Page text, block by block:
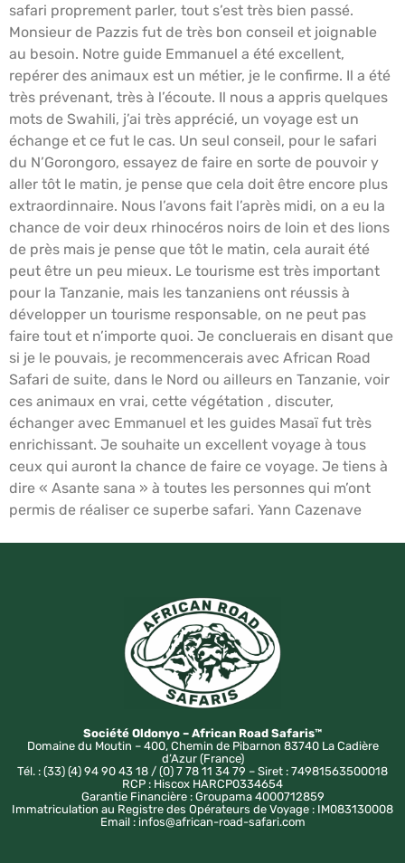
safari proprement parler, tout s’est très bien passé.
Monsieur de Pazzis fut de très bon conseil et joignable
au besoin. Notre guide Emmanuel a été excellent,
repérer des animaux est un métier, je le confirme. Il a été
très prévenant, très à l’écoute. Il nous a appris quelques
mots de Swahili, j’ai très apprécié, un voyage est un
échange et ce fut le cas. Un seul conseil, pour le safari
du N’Gorongoro, essayez de faire en sorte de pouvoir y
aller tôt le matin, je pense que cela doit être encore plus
extraordinnaire. Nous l’avons fait l’après midi, on a eu la
chance de voir deux rhinocéros noirs de loin et des lions
de près mais je pense que tôt le matin, cela aurait été
peut être un peu mieux. Le tourisme est très important
pour la Tanzanie, mais les tanzaniens ont réussis à
développer un tourisme responsable, on ne peut pas
faire tout et n’importe quoi. Je concluerais en disant que
si je le pouvais, je recommencerais avec African Road
Safari de suite, dans le Nord ou ailleurs en Tanzanie, voir
ces animaux en vrai, cette végétation , discuter,
échanger avec Emmanuel et les guides Masaï fut très
enrichissant. Je souhaite un excellent voyage à tous
ceux qui auront la chance de faire ce voyage. Je tiens à
dire « Asante sana » à toutes les personnes qui m’ont
permis de réaliser ce superbe safari. Yann Cazenave
Société Oldonyo – African Road Safaris™
Domaine du Moutin – 400, Chemin de Pibarnon 83740 La Cadière
d’Azur (France)
Tél. : (33) (4) 94 90 43 18 / (0) 7 78 11 34 79 – Siret : 74981563500018
RCP : Hiscox HARCP0334654
Garantie Financière : Groupama 4000712859
Immatriculation au Registre des Opérateurs de Voyage : IM083130008
Email : infos@african-road-safari.com